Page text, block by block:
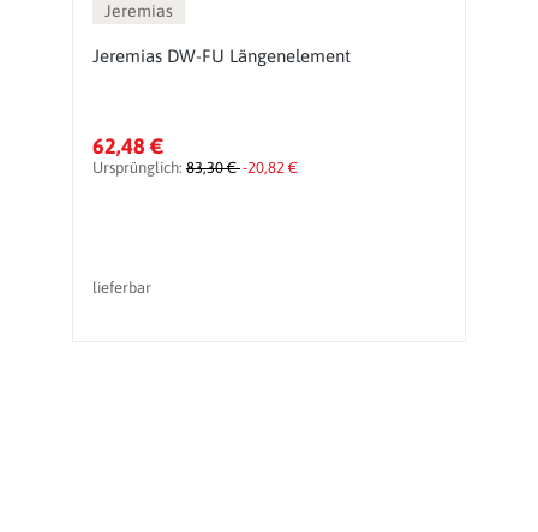
Jeremias
Jeremias DW-FU Längenelement
62,48 €
Ursprünglich: 83,30 €-20,82 €
lieferbar